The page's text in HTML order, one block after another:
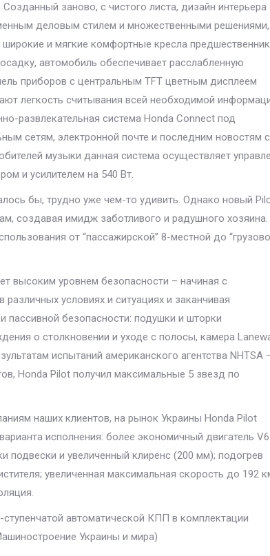
заново, с чистого листа, дизайн интерьера
деловым стилем и множественными решениями,
и мягкие комфортные кресла
автомобиль обеспечивает расслабленную
приборов с центральным TFT цветным дисплеем
легкость считывания всей необходимой
развлекательная система Honda Connect под
сетям, электронной почте и последним новостям с
музыки данная система осуществляет
и усилителем на 540 Вт.
бы, трудно уже чем-то удивить. Однако новый
создавая имидж заботливого и радушного хозяина.
от “пассажирской” 8-местной до
высоким уровнем безопасности – начиная с
условиях и ситуациях и заканчивая
безопасности: подушки и шторки
о столкновении и уходе с полосы, камера
испытаний американского агентства NHTSA
Honda Pilot получил максимальные 5 звезд по
наших клиентов, на рынок Украины Honda Pilot
исполнения: более экономичный двигатель V6
и увеличенный клиренс (200 мм); подогрев
увеличенная максимальная скорость до 192
автоматической КПП в комплектации
Украины и мира)